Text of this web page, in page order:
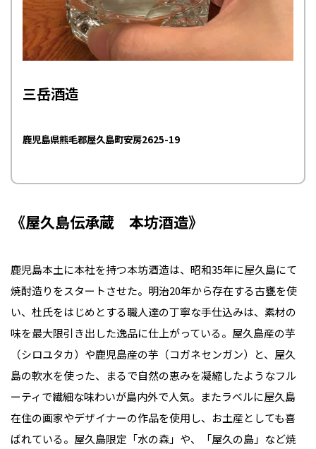
三岳酒造
鹿児島県熊毛郡屋久島町安房2625-19
《屋久島伝承蔵 本坊酒造》
鹿児島本土に本社を持つ本坊酒造は、昭和35年に屋久島にて
焼酎造りをスタートさせた。明治20年から存在する古甕を使
い、杜氏をはじめとする職人達の丁寧な手仕込みは、素材の
味を最大限引き出した逸品に仕上がっている。屋久島産の芋
（シロユタカ）や鹿児島産の芋（コガネセンガン）と、屋久
島の軟水を使った、まるで自然の恵みを凝縮したようなフル
ーティで繊細な味わいが島内外で人気。またラベルに屋久島
在住の画家やデザイナーの作品を使用し、お土産としても喜
ばれている。屋久島限定「水の森」や、「屋久の島」など焼